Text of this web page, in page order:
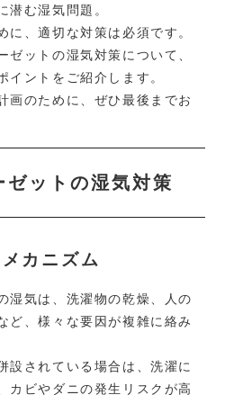
ー
WEB予約
10:00～18:00
潜む湿気問題。
に、適切な対策は必須です。
ゼットの湿気対策について、
イントをご紹介します。
画のために、ぜひ最後までお
ゼットの湿気対策
カニズム
湿気は、洗濯物の乾燥、人の
ど、様々な要因が複雑に絡み
設されている場合は、洗濯に
カビやダニの発生リスクが高